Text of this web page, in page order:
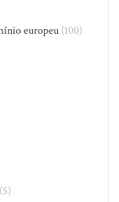
europeu(100)